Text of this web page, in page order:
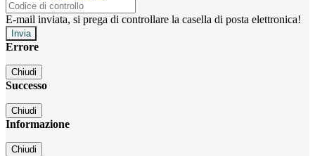
E-mail inviata, si prega di controllare la casella di posta elettronica!
Errore
Chiudi
Successo
Chiudi
Informazione
Chiudi